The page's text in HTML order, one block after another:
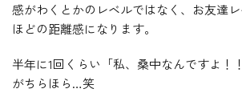
感がわくとかのレベルではなく、お友達
ほどの距離感になります。
半年に1回くらい「私、桑中なんですよ！
がちらほら…笑